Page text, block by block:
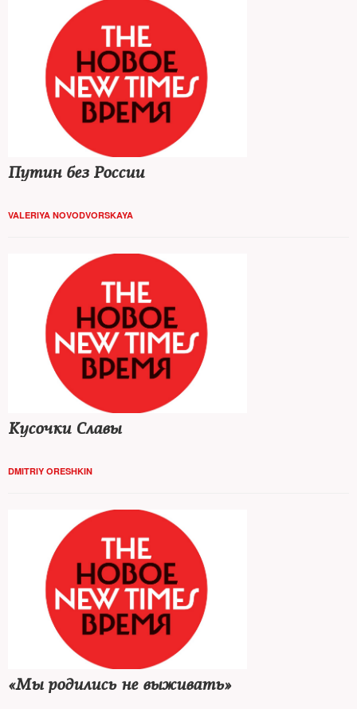
Путин без России
VALERIYA NOVODVORSKAYA
Кусочки Славы
DMITRIY ORESHKIN
«Мы родились не выживать»